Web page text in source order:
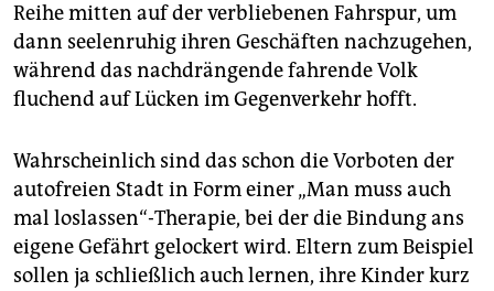
Reihe mitten auf der verbliebenen Fahrspur, um
dann seelenruhig ihren Geschäften nachzugehen,
während das nachdrängende fahrende Volk
fluchend auf Lücken im Gegenverkehr hofft.
Wahrscheinlich sind das schon die Vorboten der
autofreien Stadt in Form einer „Man muss auch
mal loslassen“-Therapie, bei der die Bindung ans
eigene Gefährt gelockert wird. Eltern zum Beispiel
sollen ja schließlich auch lernen, ihre Kinder kurz